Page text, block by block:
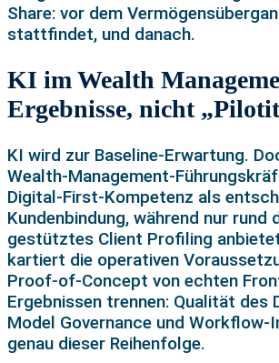
Share: vor dem
stattfindet, und danach.
KI im Wealth
Ergebnisse, nicht
KI wird zur Baseline-Erwartung.
Wealth-Management-
Digital-First-Kompetenz als
Kundenbindung, während nur rund
gestütztes Client Profiling
kartiert die operativen
Proof-of-Concept von echten
Ergebnissen trennen: Qualität des
Model Governance und Workflow-
genau dieser Reihenfolge.